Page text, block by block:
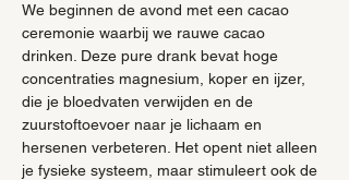
We beginnen de avond met een cacao
ceremonie waarbij we rauwe cacao
drinken. Deze pure drank bevat hoge
concentraties magnesium, koper en ijzer,
die je bloedvaten verwijden en de
zuurstoftoevoer naar je lichaam en
hersenen verbeteren. Het opent niet alleen
je fysieke systeem, maar stimuleert ook de